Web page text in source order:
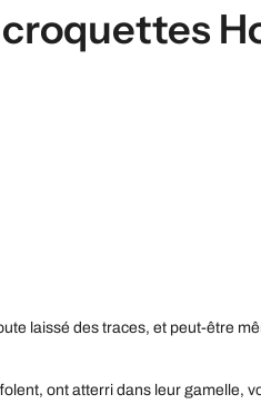
croquettes
laissé des traces, et peut-être
ont atterri dans leur gamelle,